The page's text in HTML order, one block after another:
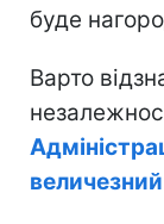
буде
Варто